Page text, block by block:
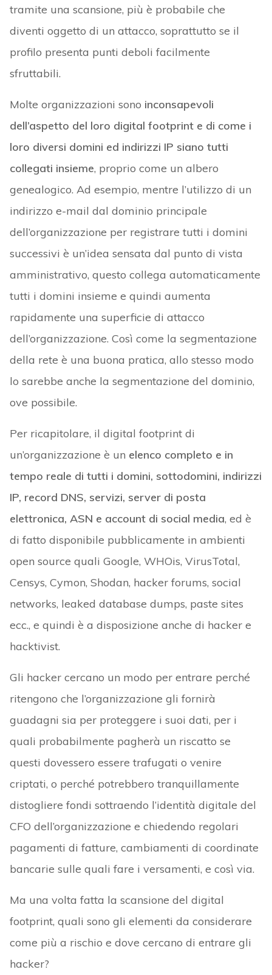
tramite una scansione, più è probabile che
diventi oggetto di un attacco, soprattutto se il
profilo presenta punti deboli facilmente
sfruttabili.
Molte organizzazioni sono inconsapevoli
dell’aspetto del loro digital footprint e di come i
loro diversi domini ed indirizzi IP siano tutti
collegati insieme, proprio come un albero
genealogico. Ad esempio, mentre l’utilizzo di un
indirizzo e-mail dal dominio principale
dell’organizzazione per registrare tutti i domini
successivi è un’idea sensata dal punto di vista
amministrativo, questo collega automaticamente
tutti i domini insieme e quindi aumenta
rapidamente una superficie di attacco
dell’organizzazione. Così come la segmentazione
della rete è una buona pratica, allo stesso modo
lo sarebbe anche la segmentazione del dominio,
ove possibile.
Per ricapitolare, il digital footprint di
un’organizzazione è un elenco completo e in
tempo reale di tutti i domini, sottodomini, indirizzi
IP, record DNS, servizi, server di posta
elettronica, ASN e account di social media, ed è
di fatto disponibile pubblicamente in ambienti
open source quali Google, WHOis, VirusTotal,
Censys, Cymon, Shodan, hacker forums, social
networks, leaked database dumps, paste sites
ecc., e quindi è a disposizione anche di hacker e
hacktivist.
Gli hacker cercano un modo per entrare perché
ritengono che l’organizzazione gli fornirà
guadagni sia per proteggere i suoi dati, per i
quali probabilmente pagherà un riscatto se
questi dovessero essere trafugati o venire
criptati, o perché potrebbero tranquillamente
distogliere fondi sottraendo l’identità digitale del
CFO dell’organizzazione e chiedendo regolari
pagamenti di fatture, cambiamenti di coordinate
bancarie sulle quali fare i versamenti, e così via.
Ma una volta fatta la scansione del digital
footprint, quali sono gli elementi da considerare
come più a rischio e dove cercano di entrare gli
hacker?